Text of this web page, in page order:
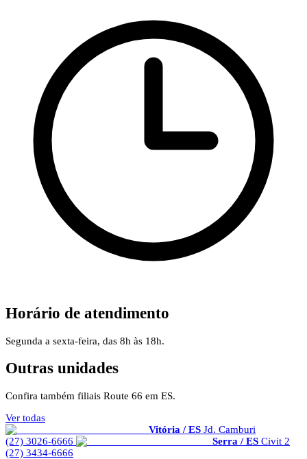
Horário de atendimento
Segunda a sexta-feira, das 8h às 18h.
Outras unidades
Confira também filiais Route 66 em ES.
Ver todas
Vitória / ES Jd. Camburi
(27) 3026-6666
Serra / ES Civit 2
(27) 3434-6666